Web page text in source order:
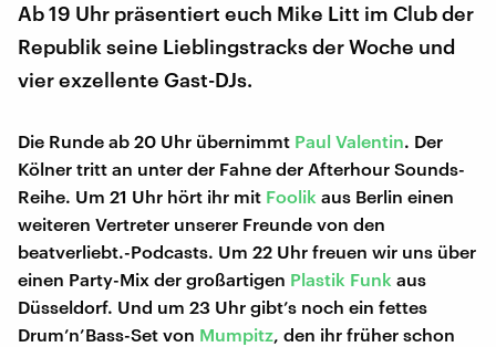
Ab 19 Uhr präsentiert euch Mike Litt im Club der
Republik seine Lieblingstracks der Woche und
vier exzellente Gast-DJs.
Die Runde ab 20 Uhr übernimmt Paul Valentin. Der
Kölner tritt an unter der Fahne der Afterhour Sounds-
Reihe. Um 21 Uhr hört ihr mit Foolik aus Berlin einen
weiteren Vertreter unserer Freunde von den
beatverliebt.-Podcasts. Um 22 Uhr freuen wir uns über
einen Party-Mix der großartigen Plastik Funk aus
Düsseldorf. Und um 23 Uhr gibt’s noch ein fettes
Drum’n’Bass-Set von Mumpitz, den ihr früher schon